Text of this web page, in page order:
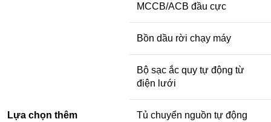
Lựa chọn thêm
MCCB/ACB đầu cực
Bồn dầu rời chạy máy
Bộ sạc ắc quy tự động từ
điện lưới
Tủ chuyển nguồn tự động